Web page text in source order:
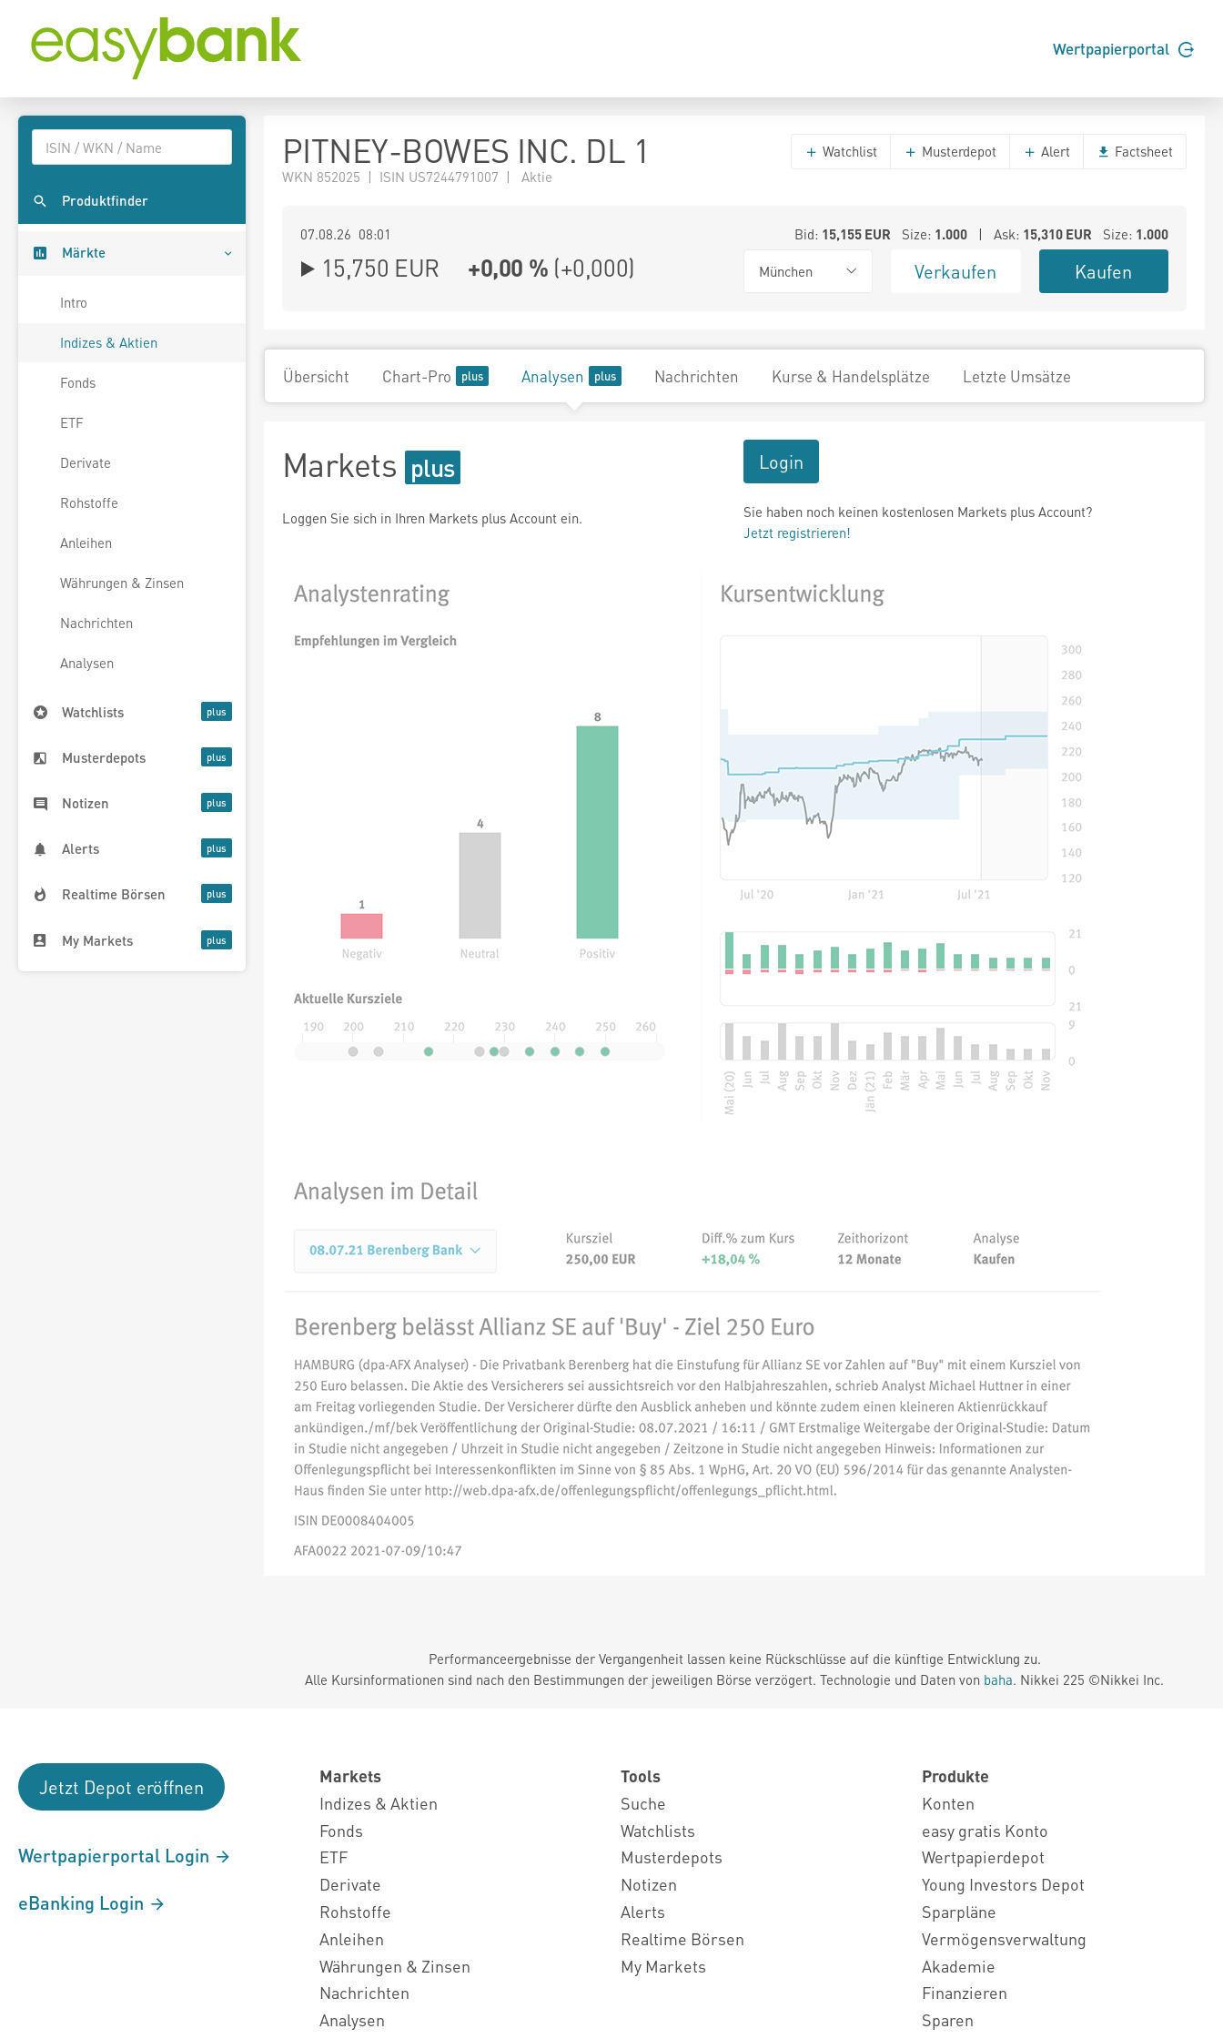
Wertpapierportal
Produktfinder
Märkte
Intro
Indizes & Aktien
Fonds
ETF
Derivate
Rohstoffe
Anleihen
Währungen & Zinsen
Nachrichten
Analysen
Watchlists
Musterdepots
Notizen
Alerts
Realtime Börsen
My Markets
PITNEY-BOWES INC. DL 1
WKN 852025 | ISIN US7244791007 | Aktie
Watchlist Musterdepot Alert Factsheet
07.08.26 08:01 Bid: 15,155EUR Size: 1.000| Ask: 15,310EUR Size: 1.000
15,750 EUR +0,00 % (+0,000) München Verkaufen Kaufen
Übersicht Chart-Pro Analysen Nachrichten Kurse & Handelsplätze Letzte Umsätze
Markets
Loggen Sie sich in Ihren Markets plus Account ein.
Login
Sie haben noch keinen kostenlosen Markets plus Account?
Jetzt registrieren!
Performanceergebnisse der Vergangenheit lassen keine Rückschlüsse auf die künftige Entwicklung zu.
Alle Kursinformationen sind nach den Bestimmungen der jeweiligen Börse verzögert. Technologie und Daten von baha. Nikkei 225 ©Nikkei Inc.
Jetzt Depot eröffnen
Wertpapierportal Login
eBanking Login
Markets
Indizes & Aktien
Fonds
ETF
Derivate
Rohstoffe
Anleihen
Währungen & Zinsen
Nachrichten
Analysen
Tools
Suche
Watchlists
Musterdepots
Notizen
Alerts
Realtime Börsen
My Markets
Produkte
Konten
easy gratis Konto
Wertpapierdepot
Young Investors Depot
Sparpläne
Vermögensverwaltung
Akademie
Finanzieren
Sparen